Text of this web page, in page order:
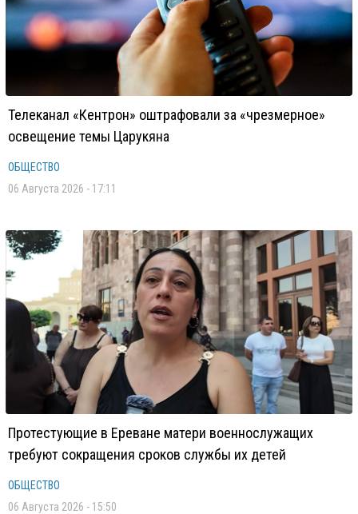
Телеканал «Кентрон» оштрафовали за «чрезмерное»
освещение темы Царукяна
ОБЩЕСТВО
06 Августа 2026 - 17:11
Протестующие в Ереване матери военнослужащих
требуют сокращения сроков службы их детей
ОБЩЕСТВО
06 Августа 2026 - 15:50